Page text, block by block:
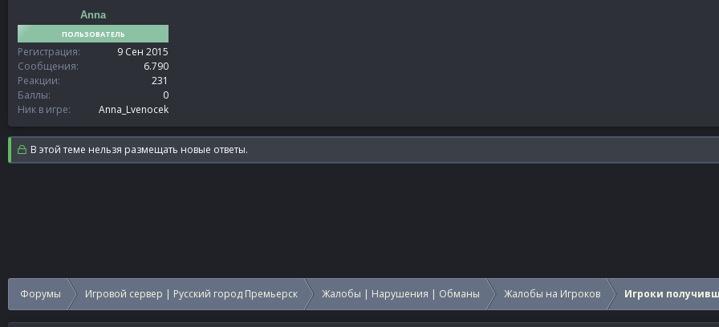
Anna
ПОЛЬЗОВАТЕЛЬ
Регистрация
9 Сен 2015
Сообщения
6.790
Реакции
231
Баллы
0
Ник в игре
Anna_Lvenocek
В этой теме нельзя размещать новые ответы.
Форумы Игровой сервер | Русский город Премьерск Жалобы | Нарушения | Обманы Жалобы на Игроков Игроки